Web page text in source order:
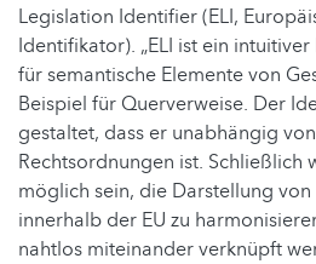
Legislation Identifier (ELI,
Identifikator). „ELI ist ein
für semantische Elemente von
Beispiel für Querverweise. Der
gestaltet, dass er unabhängig
Rechtsordnungen ist. Schließlich
möglich sein, die Darstellung von
innerhalb der EU zu
nahtlos miteinander verknüpft